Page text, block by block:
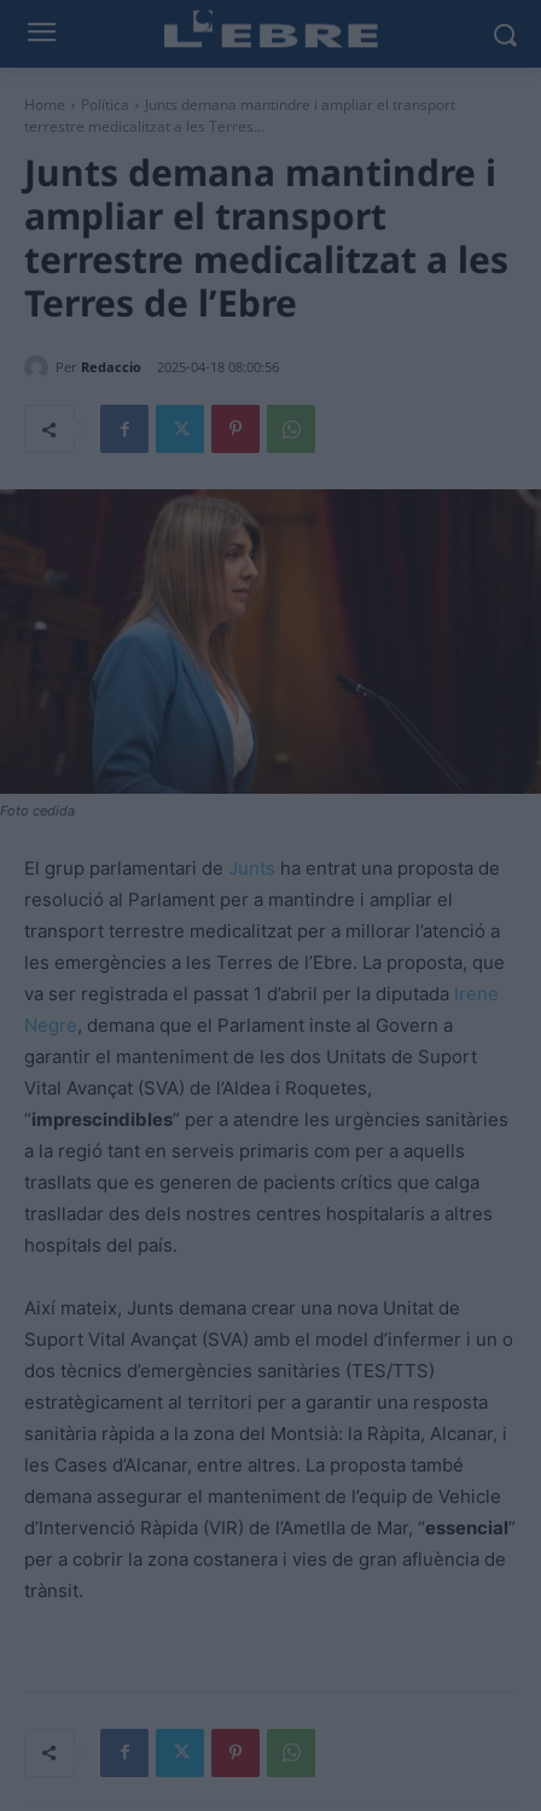
Home Política
Junts demana mantindre i ampliar el transport
terrestre medicalitzat a les Terres...
Junts demana mantindre i
ampliar el transport
terrestre medicalitzat a les
Terres de l’Ebre
Per Redaccio 2025-04-18 08:00:56
Foto cedida
El grup parlamentari de Junts ha entrat una proposta de
resolució al Parlament per a mantindre i ampliar el
transport terrestre medicalitzat per a millorar l’atenció a
les emergències a les Terres de l’Ebre. La proposta, que
va ser registrada el passat 1 d’abril per la diputada Irene
Negre, demana que el Parlament inste al Govern a
garantir el manteniment de les dos Unitats de Suport
Vital Avançat (SVA) de l’Aldea i Roquetes,
“imprescindibles” per a atendre les urgències sanitàries
a la regió tant en serveis primaris com per a aquells
trasllats que es generen de pacients crítics que calga
traslladar des dels nostres centres hospitalaris a altres
hospitals del país.
Així mateix, Junts demana crear una nova Unitat de
Suport Vital Avançat (SVA) amb el model d’infermer i un o
dos tècnics d’emergències sanitàries (TES/TTS)
estratègicament al territori per a garantir una resposta
sanitària ràpida a la zona del Montsià: la Ràpita, Alcanar, i
les Cases d’Alcanar, entre altres. La proposta també
demana assegurar el manteniment de l’equip de Vehicle
d’Intervenció Ràpida (VIR) de l’Ametlla de Mar, “essencial”
per a cobrir la zona costanera i vies de gran afluència de
trànsit.